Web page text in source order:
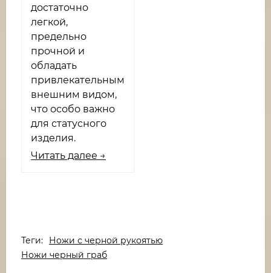
достаточно
легкой,
предельно
прочной и
обладать
привлекательным
внешним видом,
что особо важно
для статусного
изделия.
Читать далее →
Теги:
Ножи с черной рукоятью
Ножи черный граб